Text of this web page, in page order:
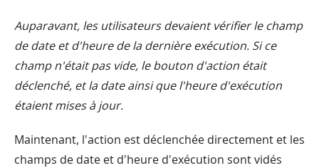
Auparavant, les utilisateurs devaient vérifier le champ
de date et d'heure de la dernière exécution. Si ce
champ n'était pas vide, le bouton d'action était
déclenché, et la date ainsi que l'heure d'exécution
étaient mises à jour.
Maintenant, l'action est déclenchée directement et les
champs de date et d'heure d'exécution sont vidés